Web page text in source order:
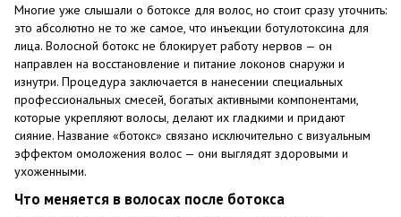
Многие уже слышали о ботоксе для волос, но стоит сразу уточнить:
это абсолютно не то же самое, что инъекции ботулотоксина для
лица. Волосной ботокс не блокирует работу нервов — он
направлен на восстановление и питание локонов снаружи и
изнутри. Процедура заключается в нанесении специальных
профессиональных смесей, богатых активными компонентами,
которые укрепляют волосы, делают их гладкими и придают
сияние. Название «ботокс» связано исключительно с визуальным
эффектом омоложения волос — они выглядят здоровыми и
ухоженными.
Что меняется в волосах после ботокса